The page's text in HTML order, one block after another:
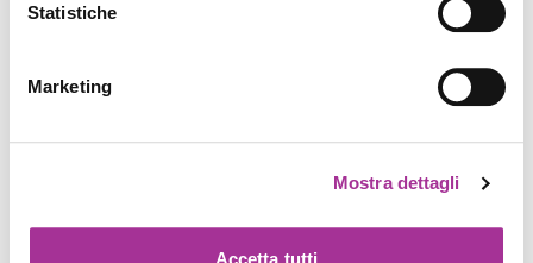
Statistiche
Marketing
Mostra dettagli
Accetta tutti